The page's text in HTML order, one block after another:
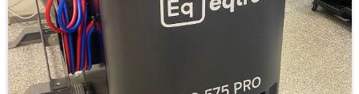
дизельных автомобилей, электромобилей (BEV) и гибридных
транспортных средств. Поддержка дистанционного управления
через диагностический планшет. Поддержка заправки PAG/POE
масла и УФ-индикаторной жидкости. Новая патентованная
конструкция установки и уникальный модуль сепарации масла и
газа обеспечивают более эффективные и стабильные рабочие